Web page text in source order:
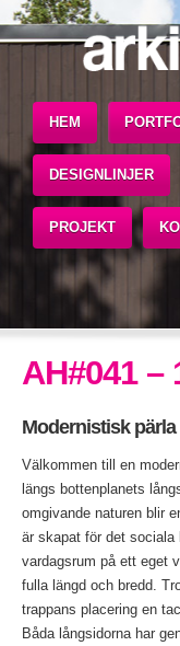
HEM
DESIGNLINJER
PROJEKT
AH#041 –
Modernistisk
Välkommen till en
längs bottenplanets
omgivande naturen blir
är skapat för det
vardagsrum på ett eget
fulla längd och bredd.
trappans placering en
Båda långsidorna har